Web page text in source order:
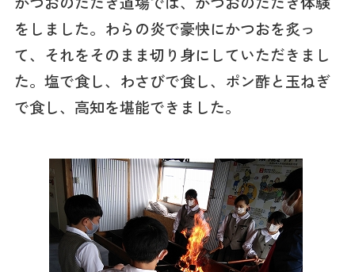
をしました。わらの炎で豪快にかつおを炙っ
て、それをそのまま切り身にしていただきまし
た。塩で食し、わさびで食し、ポン酢と玉ねぎ
で食し、高知を堪能できました。